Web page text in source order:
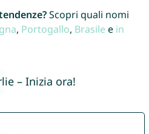
Scopri quali nomi
, Portogallo, Brasile e in
– Inizia ora!